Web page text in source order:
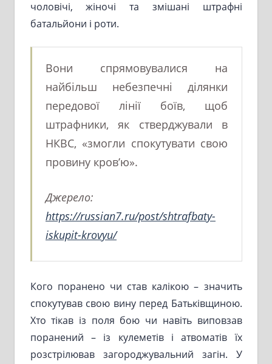
чоловічі, жіночі та змішані штрафні
батальйони і роти.
Вони спрямовувалися на
найбільш небезпечні ділянки
передової лінії боїв, щоб
штрафники, як стверджували в
НКВС, «змогли спокутувати свою
провину кров’ю».
Джерело:
https://russian7.ru/post/shtrafbaty-
iskupit-krovyu/
Кого поранено чи став калікою – значить
спокутував свою вину перед Батьківщиною.
Хто тікав із поля бою чи навіть виповзав
поранений – із кулеметів і атвоматів їх
розстрілював загороджувальний загін. У